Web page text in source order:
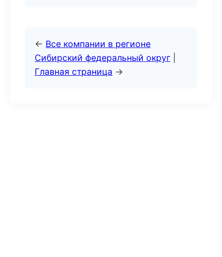
← Все компании в регионе
Сибирский федеральный округ
Главная страница →